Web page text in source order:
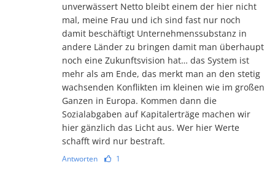
unverwässert Netto bleibt einem der hier nicht
mal, meine Frau und ich sind fast nur noch
damit beschäftigt Unternehmenssubstanz in
andere Länder zu bringen damit man überhaupt
noch eine Zukunftsvision hat… das System ist
mehr als am Ende, das merkt man an den stetig
wachsenden Konflikten im kleinen wie im großen
Ganzen in Europa. Kommen dann die
Sozialabgaben auf Kapitalerträge machen wir
hier gänzlich das Licht aus. Wer hier Werte
schafft wird nur bestraft.
Antworten 1